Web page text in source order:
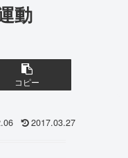
動
コピー
2017.03.27